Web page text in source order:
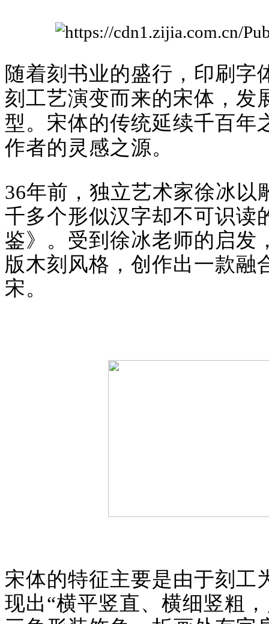
随着刻书业的盛行，印刷字
刻工艺演变而来的宋体，发
型。宋体的传统延续千百年
作者的灵感之源。
36年前，独立艺术家徐冰
千多个形似汉字却不可识读
鉴》。受到徐冰老师的启发
版木刻风格，创作出一款
宋。
宋体的特征主要是由于刻工
现出“横平竖直、横细竖粗